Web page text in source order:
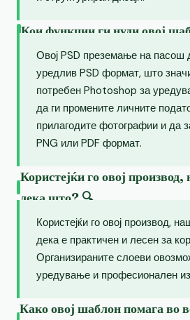
Кои функции ги нуди овој
Овој PSD преземање на пасош
уредлив PSD формат, што
потребен Photoshop за
да ги промените личните
прилагодите фотографии и да
PNG или PDF формат.
Користејќи го овој
дека што? 🔍
Користејќи го овој производ,
дека е практичен и лесен за
Организираните слоеви
уредување и професионален
Како овој шаблон помага во